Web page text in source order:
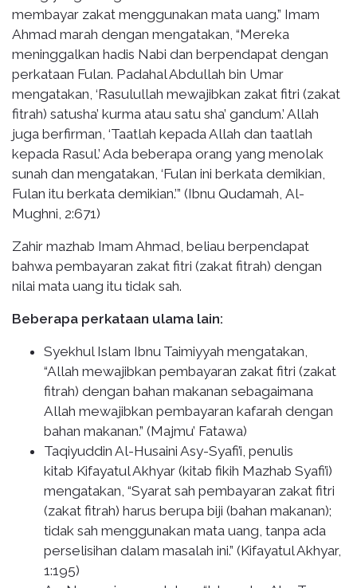
membayar zakat menggunakan mata uang.” Imam
Ahmad marah dengan mengatakan, “Mereka
meninggalkan hadis Nabi dan berpendapat dengan
perkataan Fulan. Padahal Abdullah bin Umar
mengatakan, ‘Rasulullah mewajibkan zakat fitri (zakat
fitrah) satusha’ kurma atau satu sha’ gandum.’ Allah
juga berfirman, ‘Taatlah kepada Allah dan taatlah
kepada Rasul.’ Ada beberapa orang yang menolak
sunah dan mengatakan, ‘Fulan ini berkata demikian,
Fulan itu berkata demikian.’” (Ibnu Qudamah, Al-
Mughni, 2:671)
Zahir mazhab Imam Ahmad, beliau berpendapat
bahwa pembayaran zakat fitri (zakat fitrah) dengan
nilai mata uang itu tidak sah.
Beberapa perkataan ulama lain:
Syekhul Islam Ibnu Taimiyyah mengatakan,
“Allah mewajibkan pembayaran zakat fitri (zakat
fitrah) dengan bahan makanan sebagaimana
Allah mewajibkan pembayaran kafarah dengan
bahan makanan.” (Majmu’ Fatawa)
Taqiyuddin Al-Husaini Asy-Syafi’i, penulis
kitab Kifayatul Akhyar (kitab fikih Mazhab Syafi’i)
mengatakan, “Syarat sah pembayaran zakat fitri
(zakat fitrah) harus berupa biji (bahan makanan);
tidak sah menggunakan mata uang, tanpa ada
perselisihan dalam masalah ini.” (Kifayatul Akhyar,
1:195)